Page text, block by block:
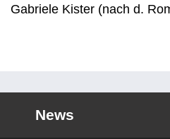
Gabriele Kister (nach d.
News